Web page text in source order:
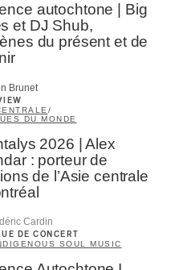
autochtone | Big
et DJ Shub,
du présent et de
Brunet
/
DU MONDE
2026 | Alex
: porteur de
de l’Asie centrale
Cardin
DE CONCERT
SOUL MUSIC